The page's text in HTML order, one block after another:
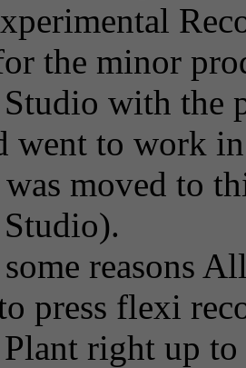
the minor
with the
went to work
was moved to
reasons
press flexi
right up